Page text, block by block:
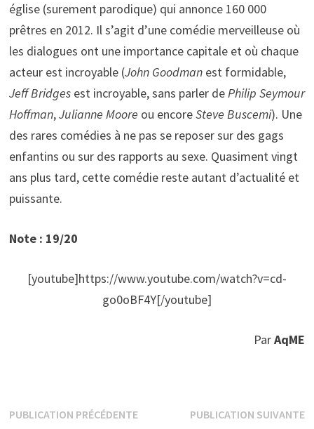
église (surement parodique) qui annonce 160 000
prêtres en 2012. Il s’agit d’une comédie merveilleuse où
les dialogues ont une importance capitale et où chaque
acteur est incroyable (John Goodmanest formidable,
Jeff Bridgesest incroyable, sans parler dePhilip Seymour
Hoffman,Julianne Moore ou encoreSteve Buscemi). Une
des rares comédies à ne pas se reposer sur des gags
enfantins ou sur des rapports au sexe. Quasiment vingt
ans plus tard, cette comédie reste autant d’actualité et
puissante.
Note : 19/20
[youtube]https://www.youtube.com/watch?v=cd-
go0oBF4Y[/youtube]
ParAqME
Navigation
PUBLICATION PRÉCÉDENTEPublicationPUBLICATION SUIVANTE